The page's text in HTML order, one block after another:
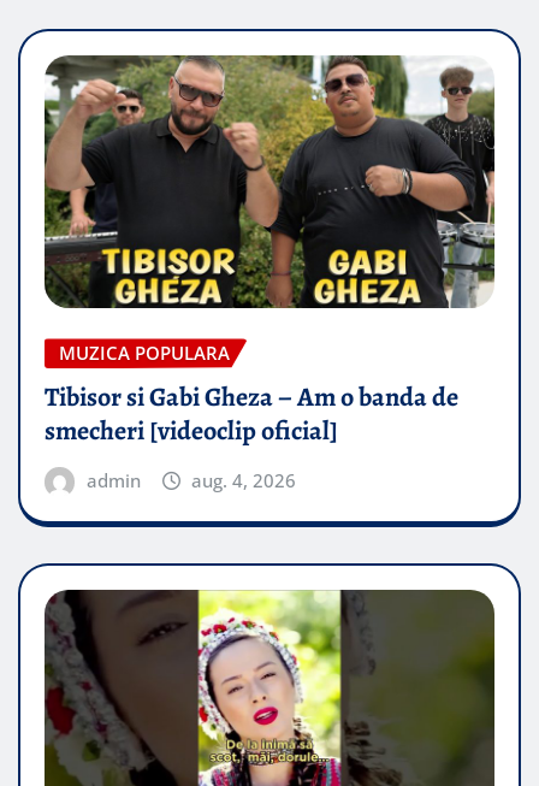
MUZICA POPULARA
Tibisor si Gabi Gheza – Am o banda de
smecheri [videoclip oficial]
admin aug. 4, 2026